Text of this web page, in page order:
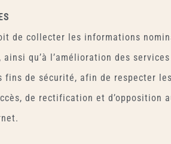
de collecter les informations
qu’à l’amélioration des
fins de sécurité, afin de respecter
de rectification et